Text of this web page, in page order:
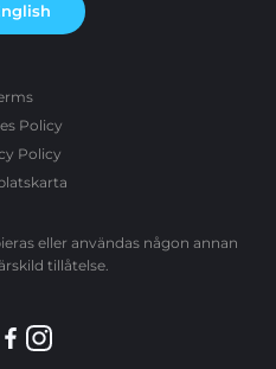
eller användas någon annan
tillåtelse.
Policy
Policy